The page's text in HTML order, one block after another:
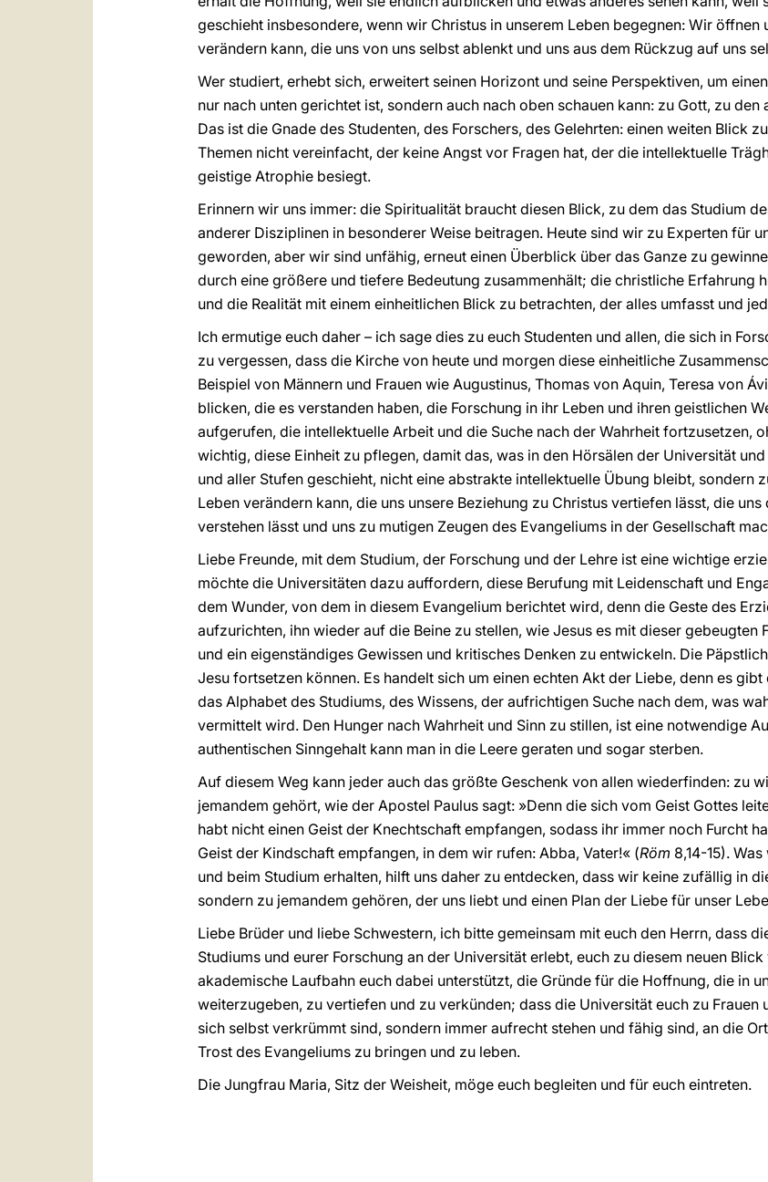
geschieht insbesondere, wenn wir Christus in unserem Leben begegnen: Wir öffnen
verändern kann, die uns von uns selbst ablenkt und uns aus dem Rückzug auf uns
Wer studiert, erhebt sich, erweitert seinen Horizont und seine Perspektiven, um
nur nach unten gerichtet ist, sondern auch nach oben schauen kann: zu Gott, zu den
Das ist die Gnade des Studenten, des Forschers, des Gelehrten: einen weiten Blick
Themen nicht vereinfacht, der keine Angst vor Fragen hat, der die intellektuelle
geistige Atrophie besiegt.
Erinnern wir uns immer: die Spiritualität braucht diesen Blick, zu dem das Studium
anderer Disziplinen in besonderer Weise beitragen. Heute sind wir zu Experten für
geworden, aber wir sind unfähig, erneut einen Überblick über das Ganze zu
durch eine größere und tiefere Bedeutung zusammenhält; die christliche Erfahrung
und die Realität mit einem einheitlichen Blick zu betrachten, der alles umfasst und
Ich ermutige euch daher – ich sage dies zu euch Studenten und allen, die sich in
zu vergessen, dass die Kirche von heute und morgen diese einheitliche
Beispiel von Männern und Frauen wie Augustinus, Thomas von Aquin, Teresa von
blicken, die es verstanden haben, die Forschung in ihr Leben und ihren geistlichen
aufgerufen, die intellektuelle Arbeit und die Suche nach der Wahrheit fortzusetzen,
wichtig, diese Einheit zu pflegen, damit das, was in den Hörsälen der Universität
und aller Stufen geschieht, nicht eine abstrakte intellektuelle Übung bleibt, sondern
Leben verändern kann, die uns unsere Beziehung zu Christus vertiefen lässt, die
verstehen lässt und uns zu mutigen Zeugen des Evangeliums in der Gesellschaft
Liebe Freunde, mit dem Studium, der Forschung und der Lehre ist eine wichtige
möchte die Universitäten dazu auffordern, diese Berufung mit Leidenschaft und
dem Wunder, von dem in diesem Evangelium berichtet wird, denn die Geste des
aufzurichten, ihn wieder auf die Beine zu stellen, wie Jesus es mit dieser gebeugten
und ein eigenständiges Gewissen und kritisches Denken zu entwickeln. Die
Jesu fortsetzen können. Es handelt sich um einen echten Akt der Liebe, denn es
das Alphabet des Studiums, des Wissens, der aufrichtigen Suche nach dem, was
vermittelt wird. Den Hunger nach Wahrheit und Sinn zu stillen, ist eine notwendige
authentischen Sinngehalt kann man in die Leere geraten und sogar sterben.
Auf diesem Weg kann jeder auch das größte Geschenk von allen wiederfinden: zu
jemandem gehört, wie der Apostel Paulus sagt: »Denn die sich vom Geist Gottes
habt nicht einen Geist der Knechtschaft empfangen, sodass ihr immer noch Furcht
Geist der Kindschaft empfangen, in dem wir rufen: Abba, Vater!« (Röm 8,14-15).
und beim Studium erhalten, hilft uns daher zu entdecken, dass wir keine zufällig in
sondern zu jemandem gehören, der uns liebt und einen Plan der Liebe für unser
Liebe Brüder und liebe Schwestern, ich bitte gemeinsam mit euch den Herrn, dass
Studiums und eurer Forschung an der Universität erlebt, euch zu diesem neuen
akademische Laufbahn euch dabei unterstützt, die Gründe für die Hoffnung, die in
weiterzugeben, zu vertiefen und zu verkünden; dass die Universität euch zu Frauen
sich selbst verkrümmt sind, sondern immer aufrecht stehen und fähig sind, an die
Trost des Evangeliums zu bringen und zu leben.
Die Jungfrau Maria, Sitz der Weisheit, möge euch begleiten und für euch eintreten.